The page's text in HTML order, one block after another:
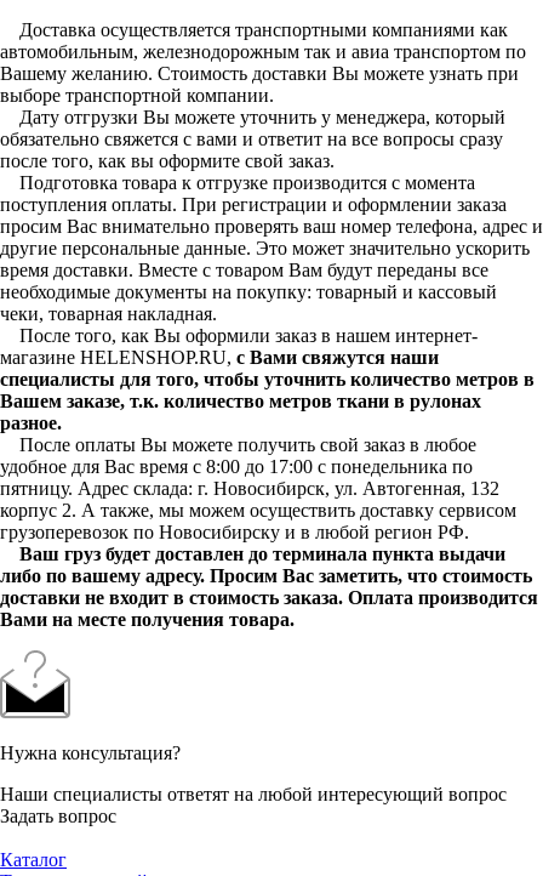
Доставка осуществляется транспортными компаниями как
автомобильным, железнодорожным так и авиа транспортом по
Вашему желанию. Стоимость доставки Вы можете узнать при
выборе транспортной компании.
Дату отгрузки Вы можете уточнить у менеджера, который
обязательно свяжется с вами и ответит на все вопросы сразу
после того, как вы оформите свой заказ.
Подготовка товара к отгрузке производится с момента
поступления оплаты. При регистрации и оформлении заказа
просим Вас внимательно проверять ваш номер телефона, адрес и
другие персональные данные. Это может значительно ускорить
время доставки. Вместе с товаром Вам будут переданы все
необходимые документы на покупку: товарный и кассовый
чеки, товарная накладная.
После того, как Вы оформили заказ в нашем интернет-
магазине HELENSHOP.RU, с Вами свяжутся наши
специалисты для того, чтобы уточнить количество метров в
Вашем заказе, т.к. количество метров ткани в рулонах
разное.
После оплаты Вы можете получить свой заказ в любое
удобное для Вас время с 8:00 до 17:00 с понедельника по
пятницу. Адрес склада: г. Новосибирск, ул. Автогенная, 132
корпус 2. А также, мы можем осуществить доставку сервисом
грузоперевозок по Новосибирску и в любой регион РФ.
Ваш груз будет доставлен до терминала пункта выдачи
либо по вашему адресу. Просим Вас заметить, что стоимость
доставки не входит в стоимость заказа. Оплата производится
Вами на месте получения товара.
Нужна консультация?
Наши специалисты ответят на любой интересующий вопрос
Задать вопрос
Каталог